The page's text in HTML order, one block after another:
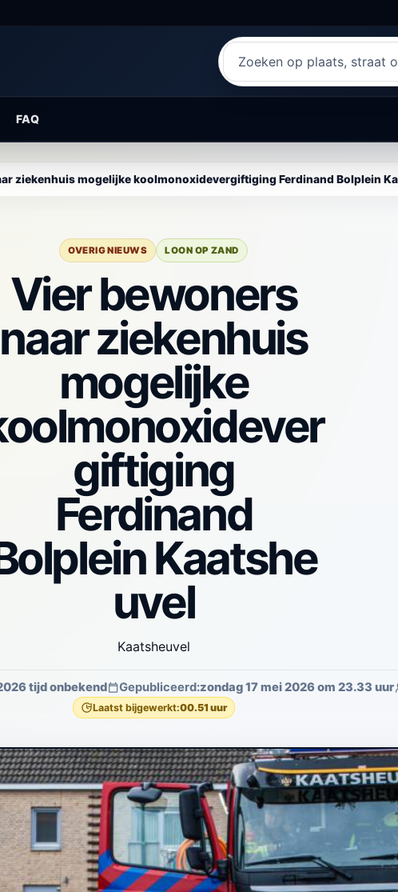
Zoeken
naar
FAQ
ziekenhuis mogelijke koolmonoxidevergiftiging Ferdinand Bolplein
OVERIG NIEUWS LOON OP ZAND
Vier bewoners
naar ziekenhuis
mogelijke
giftiging
Ferdinand
Kaatshe
uvel
Kaatsheuvel
tijd onbekend Gepubliceerd:zondag 17 mei 2026 om 23.33 uur
Laatst bijgewerkt:00.51 uur